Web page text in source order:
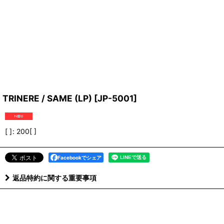
TRINERE / SAME (LP) [JP-5001]
[ ]: 200[ ]
Facebookでシェア
返品特約に関する重要事項